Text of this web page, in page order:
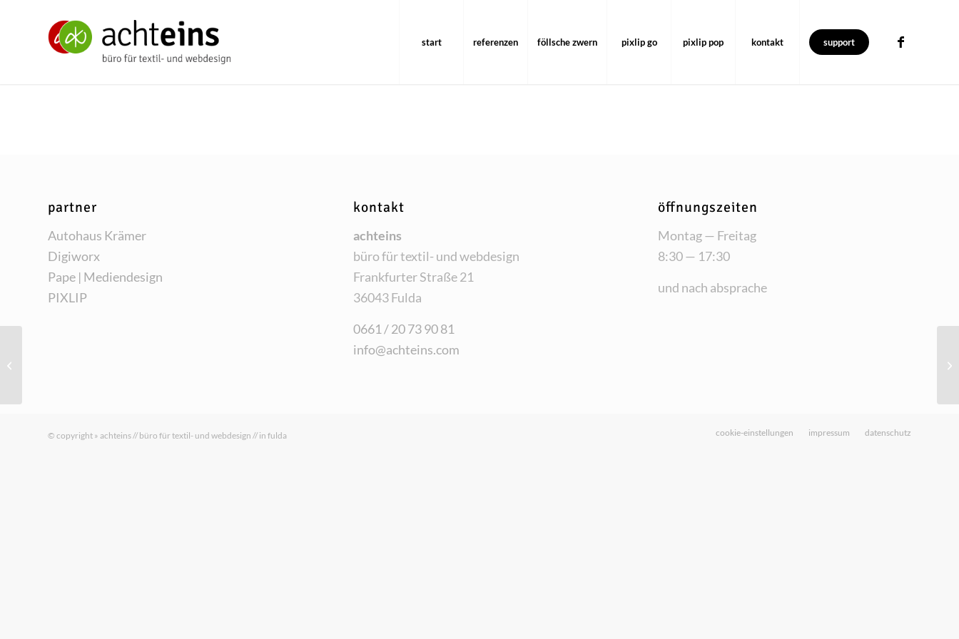
start referenzen föllsche zwern pixlip go pixlip pop kontakt support
partner
Auto­haus Krämer
Digi­worx
Pape | Mediendesign
PIXLIP
kontakt
acht­eins
büro für tex­til- und webdesign
Frank­fur­ter Stra­ße 21
36043 Fulda
0661 / 20 73 90 81
info@achteins.com
öffnungszeiten
Mon­tag — Freitag
8:30 — 17:30
und nach absprache
© copyright » achteins // büro für textil- und webdesign // in fulda cookie-einstellungen impressum datenschutz